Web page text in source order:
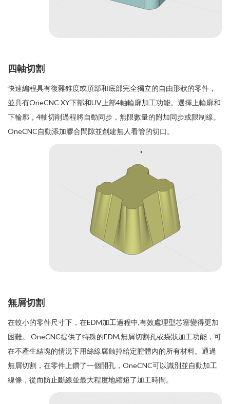
四軸切割
快速編程具有復雜錐度或頂部和底部完全獨立的自由形狀的零件，
並具有OneCNC XY下部和UV上部4軸輪廓加工功能。選擇上輪廓和
下輪廓，4軸切削過程將自動同步，無限數量的附加同步或限制線。
OneCNC自動添加膠合間隙並創建無人看管的切口。
無屑切割
在較小的零件尺寸下，在EDM加工過程中,有效處理型芯塞變得更加
困難。 OneCNC提供了特殊的EDM,無屑切割孔或袋狀加工功能，可
在不產生結塊的情況下用絲線腐蝕掉給定腔體內的所有材料。通過
無屑切割，在零件上鑽了一個開孔，OneCNC可以識別並自動加工
線條，從而防止斷線並最大程度地縮短了加工時間。